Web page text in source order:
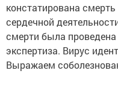
констатирована смерть
сердечной
смерти была
экспертиза. Вирус
Выражаем